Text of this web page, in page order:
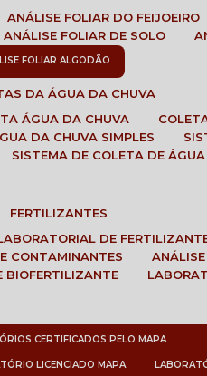
ANÁLISE FOLIAR DO FEIJOEIRO
ANÁLISE FOLIAR DE SOLO
FOLIAR ALGODÃO
DA ÁGUA DA CHUVA
ÁGUA DA CHUVA
DA CHUVA SIMPLES
SISTEMA DE COLETA DE
FERTILIZANTES
LABORATORIAL DE
CONTAMINANTES
BIOFERTILIZANTE
CERTIFICADOS PELO MAPA
LICENCIADO MAPA